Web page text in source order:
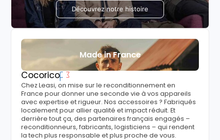
Découvrez notre histoire
Made in France
Cocorico
Chez Leasi, on mise sur le reconditionnement en
France pour donner une seconde vie à vos appareils
avec expertise et rigueur. Nos accessoires ? Fabriqués
localement pour allier qualité et impact réduit. Et
derrière tout ça, des partenaires français engagés –
reconditionneurs, fabricants, logisticiens – qui rendent
la tech plus responsable et plus proche de vous.